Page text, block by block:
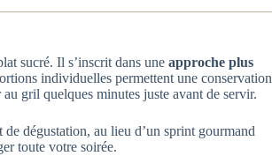
sucré. Il s’inscrit dans une approche plus
individuelles permettent une conservation
gril quelques minutes juste avant de servir.
dégustation, au lieu d’un sprint gourmand
toute votre soirée.